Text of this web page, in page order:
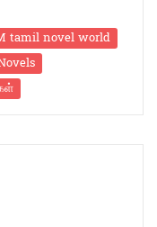
ஒரு
பணியாளர்கள்
பளபளத்த
tamil novel world